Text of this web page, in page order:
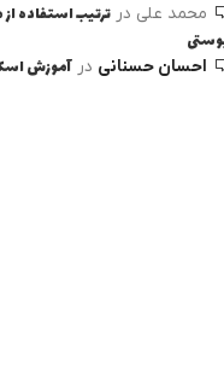
محمد علی درترتیب استفاده
احسان حسنانی درآموزش